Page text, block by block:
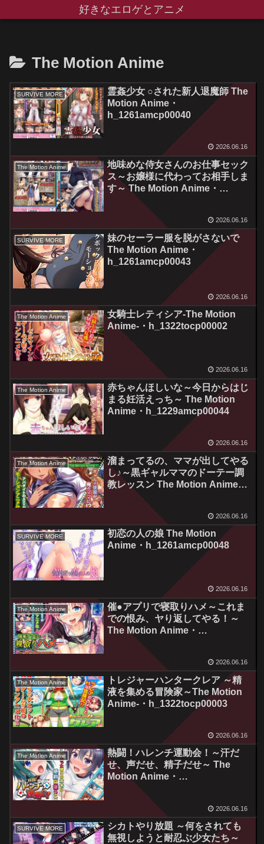
好きなエロゲとアニメ
The Motion Anime
SURVIVE MORE
霊姦少女 ○された新人退魔師 The
Motion Anime・
h_1261amcp00040
2026.06.16
The Motion Anime
地味めな侍女さんのお仕事セック
ス～お嬢様に代わってお相手しま
す～ The Motion Anime・
h_1262amcp00041
2026.06.16
SURVIVE MORE
妹のセーラー服を脱がさないで
The Motion Anime・
h_1261amcp00043
2026.06.16
The Motion Anime
女騎士レティシア-The Motion
Anime-・h_1322tocp00002
2026.06.16
The Motion Anime
赤ちゃんほしいな～今日からはじ
まる妊活えっち～ The Motion
Anime・h_1229amcp00044
2026.06.16
The Motion Anime
溜まってるの、ママが出してやる
し♪～黒ギャルママのドーテー調
教レッスン The Motion Anime・
h_1262amcp00046
2026.06.16
SURVIVE MORE
初恋の人の娘 The Motion
Anime・h_1261amcp00048
2026.06.16
The Motion Anime
催●アプリで寝取りハメ～これま
での恨み、ヤり返してやる！～
The Motion Anime・
h_1262amcp00049
2026.06.16
The Motion Anime
トレジャーハンタークレア ～精
液を集める冒険家～The Motion
Anime-・h_1322tocp00003
2026.06.16
The Motion Anime
熱闘！ハレンチ運動会！～汗だ
せ、声だせ、精子だせ～ The
Motion Anime・
h_1355amcp00050
2026.06.16
SURVIVE MORE
シカトやり放題 ～何をされても
無視しようと耐忍ぶ少女たち～